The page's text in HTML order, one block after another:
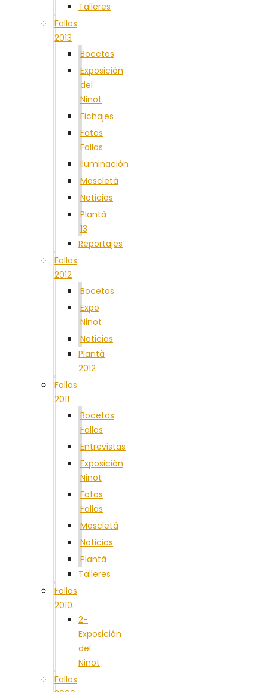
Talleres
Fallas
2013
Bocetos
Exposición
del
Ninot
Fichajes
Fotos
Fallas
Iluminación
Mascletà
Noticias
Plantà
13
Reportajes
Fallas
2012
Bocetos
Expo
Ninot
Noticias
Plantà
2012
Fallas
2011
Bocetos
Fallas
Entrevistas
Exposición
Ninot
Fotos
Fallas
Mascletá
Noticias
Plantà
Talleres
Fallas
2010
2-
Exposición
del
Ninot
Fallas